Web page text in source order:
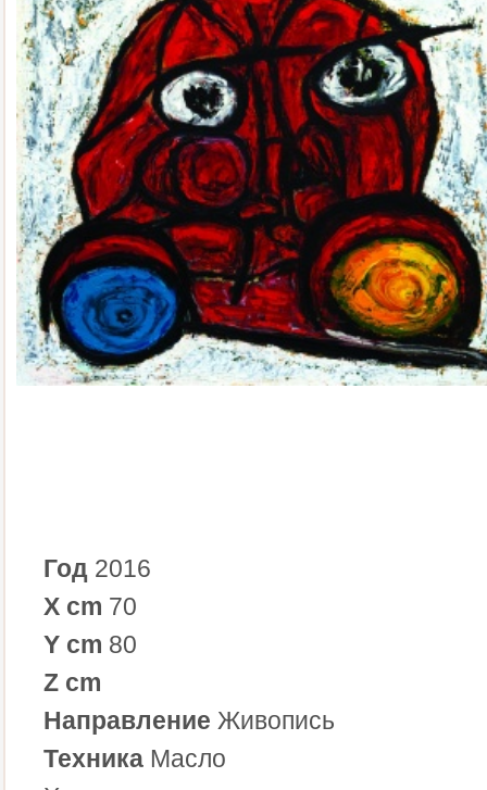
Год 2016
X cm 70
Y cm 80
Z cm
Направление Живопись
Техника Масло